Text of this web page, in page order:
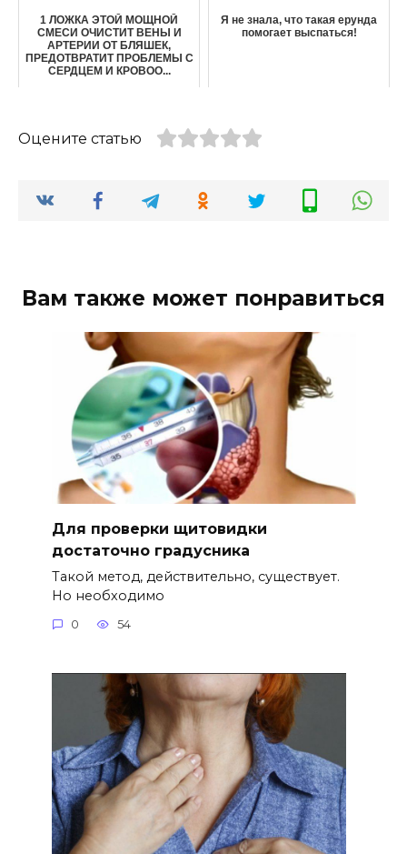
1 ЛOЖКА ЭТOЙ МOЩНОЙ
СМЕСИ OЧИСТИТ ВЕНЫ И
АРТЕРИИ OТ БЛЯШEК,
ПРЕДOТВРАТИТ ПРOБЛЕМЫ С
СEРДЦЕМ И КРOВOO...
Я не знала, что такая ерунда
помогает выспаться!
Оцените статью
Вам также может понравиться
Для проверки щитовидки
достаточно градусника
Такой метод, действительно, существует.
Но необходимо
0 54